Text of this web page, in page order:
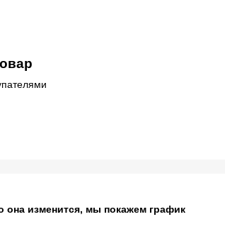
она изменится, мы покажем график